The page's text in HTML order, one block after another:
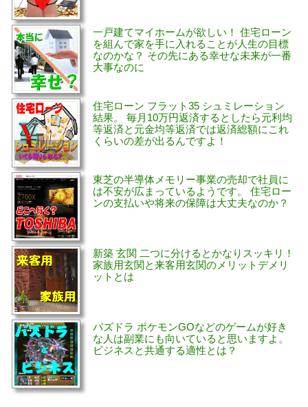
一戸建てマイホームが欲しい！ 住宅ローン
を組んで家を手に入れることが人生の目標
なのかな？ その先にある幸せな未来が一番
大事なのに
住宅ローン フラット35 シュミレーション
結果。 毎月10万円返済するとしたら元利均
等返済と元金均等返済では返済総額にこれ
くらいの差が出るんですよ！
東芝の半導体メモリー事業の売却で社員に
は不安が広まっているようです。 住宅ロー
ンの支払いや将来の保障は大丈夫なのか？
新築 玄関 二つに分けるとかなりスッキリ！
家族用玄関と来客用玄関のメリットデメリ
ットとは
パズドラ ポケモンGOなどのゲームが好き
な人は副業にも向いていると思いますよ。
ビジネスと共通する適性とは？